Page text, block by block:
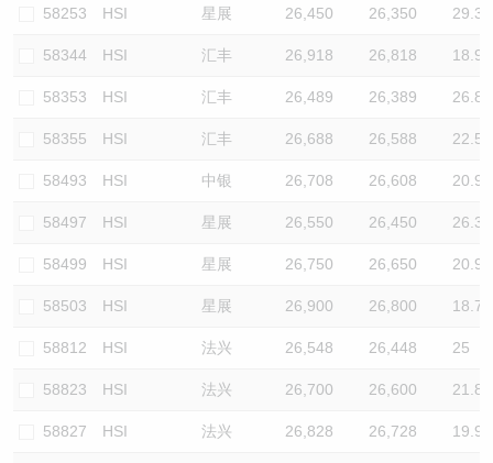
58253 HSI 星展 26,450 26,350 29.3
58344 HSI 汇丰 26,918 26,818 18.9
58353 HSI 汇丰 26,489 26,389 26.8
58355 HSI 汇丰 26,688 26,588 22.5
58493 HSI 中银 26,708 26,608 20.9
58497 HSI 星展 26,550 26,450 26.3
58499 HSI 星展 26,750 26,650 20.9
58503 HSI 星展 26,900 26,800 18.7
58812 HSI 法兴 26,548 26,448 25
58823 HSI 法兴 26,700 26,600 21.8
58827 HSI 法兴 26,828 26,728 19.9